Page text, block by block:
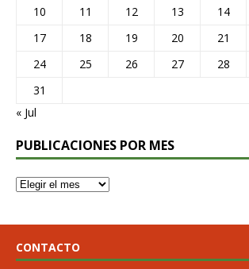
10
11 12 13 14
17
18 19 20 21
24
25 26 27 28
31
« Jul
PUBLICACIONES POR MES
CONTACTO